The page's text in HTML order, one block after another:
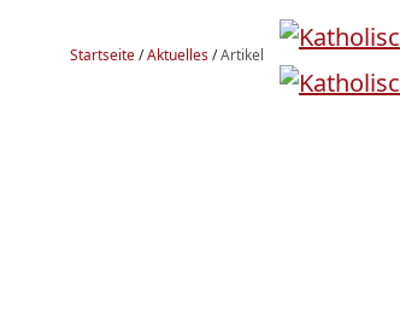
Startseite/Aktuelles/Artikel